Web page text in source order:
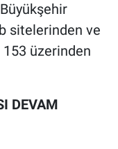
sitelerinden ve
üzerinden
DEVAM